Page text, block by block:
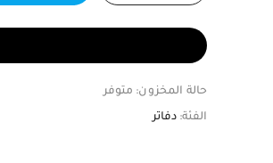
حالة المخزون: متوفر
الفئة: دفاتر